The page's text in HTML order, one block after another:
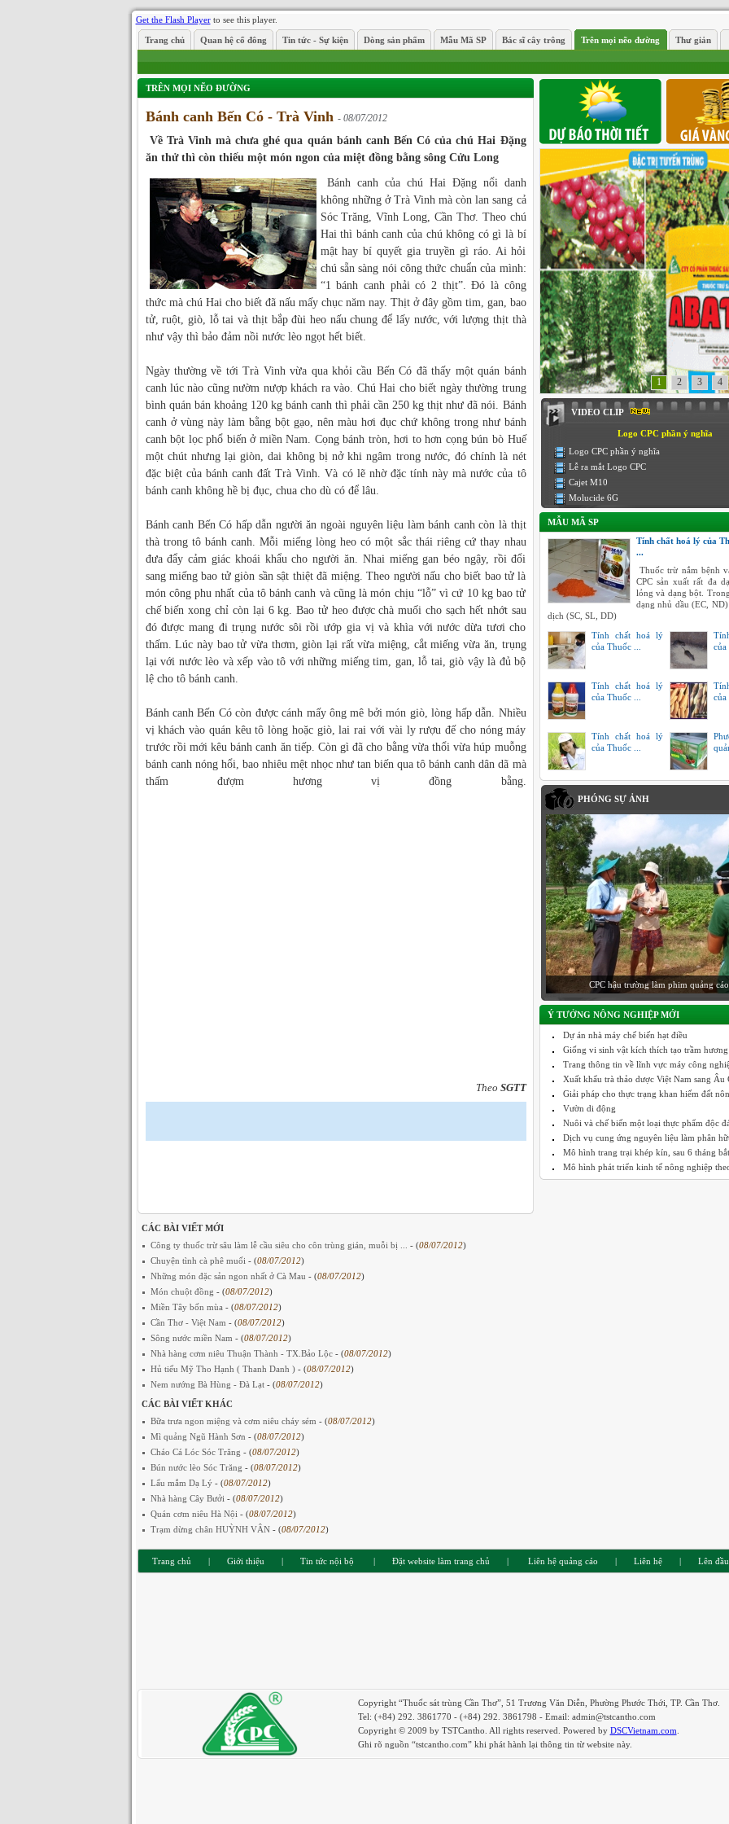
Get the Flash Playerto see this player.
Trang chủ Quan hệ cổ đông Tin tức - Sự kiện Dòng sản phẩm Mẫu Mã SP Bác sĩ cây trông Trên mọi nẽo đường Thư giản
TRÊN MỌI NẼO ĐƯỜNG
Bánh canh Bến Có - Trà Vinh - 08/07/2012
Về Trà Vinh mà chưa ghé qua quán bánh canh Bến Có của chú Hai Đặng
ăn thử thì còn thiếu một món ngon của miệt đồng bằng sông Cửu Long
Bánh canh của chú Hai Đặng nổi danh
không những ở Trà Vinh mà còn lan sang cả
Sóc Trăng, Vĩnh Long, Cần Thơ. Theo chú
Hai thì bánh canh của chú không có gì là bí
mật hay bí quyết gia truyền gì ráo. Ai hỏi
chú sẵn sàng nói công thức chuẩn của mình:
“1 bánh canh phải có 2 thịt”. Đó là công
thức mà chú Hai cho biết đã nấu mấy chục năm nay. Thịt ở đây gồm tim, gan, bao
tử, ruột, giò, lỗ tai và thịt bắp đùi heo nấu chung để lấy nước, với lượng thịt thà
như vậy thì bảo đảm nồi nước lèo ngọt hết biết.
Ngày thường về tới Trà Vinh vừa qua khỏi cầu Bến Có đã thấy một quán bánh
canh lúc nào cũng nườm nượp khách ra vào. Chú Hai cho biết ngày thường trung
bình quán bán khoảng 120 kg bánh canh thì phải cần 250 kg thịt như đã nói. Bánh
canh ở vùng này làm bằng bột gạo, nên màu hơi đục chứ không trong như bánh
canh bột lọc phổ biến ở miền Nam. Cọng bánh tròn, hơi to hơn cọng bún bò Huế
một chút nhưng lại giòn, dai không bị nở khi ngâm trong nước, đó chính là nét
đặc biệt của bánh canh đất Trà Vinh. Và có lẽ nhờ đặc tính này mà nước của tô
bánh canh không hề bị đục, chua cho dù có để lâu.
Bánh canh Bến Có hấp dẫn người ăn ngoài nguyên liệu làm bánh canh còn là thịt
thà trong tô bánh canh. Mỗi miếng lòng heo có một sắc thái riêng cứ thay nhau
đưa đẩy cảm giác khoái khẩu cho người ăn. Nhai miếng gan béo ngậy, rồi đổi
sang miếng bao tử giòn sần sật thiệt đã miệng. Theo người nấu cho biết bao tử là
món công phu nhất của tô bánh canh và cũng là món chịu “lỗ” vì cứ 10 kg bao tử
chế biến xong chỉ còn lại 6 kg. Bao tử heo được chà muối cho sạch hết nhớt sau
đó được mang đi trụng nước sôi rồi ướp gia vị và khìa với nước dừa tươi cho
thấm. Lúc này bao tử vừa thơm, giòn lại rất vừa miệng, cắt miếng vừa ăn, trụng
lại với nước lèo và xếp vào tô với những miếng tim, gan, lỗ tai, giò vậy là đủ bộ
lệ cho tô bánh canh.
Bánh canh Bến Có còn được cánh mấy ông mê bởi món giò, lòng hấp dẫn. Nhiều
vị khách vào quán kêu tô lòng hoặc giò, lai rai với vài ly rượu đế cho nóng máy
trước rồi mới kêu bánh canh ăn tiếp. Còn gì đã cho bằng vừa thổi vừa húp muỗng
bánh canh nóng hổi, bao nhiêu mệt nhọc như tan biến qua tô bánh canh dân dã mà
thấm đượm hương vị đồng bằng.
Theo SGTT
CÁC BÀI VIẾT MỚI
Công ty thuốc trừ sâu làm lễ cầu siêu cho côn trùng gián, muỗi bị ... - (08/07/2012)
Chuyện tình cà phê muối - (08/07/2012)
Những món đặc sản ngon nhất ở Cà Mau - (08/07/2012)
Món chuột đồng - (08/07/2012)
Miền Tây bốn mùa - (08/07/2012)
Cần Thơ - Việt Nam - (08/07/2012)
Sông nước miền Nam - (08/07/2012)
Nhà hàng cơm niêu Thuận Thành - TX.Bảo Lộc - (08/07/2012)
Hủ tiếu Mỹ Tho Hạnh ( Thanh Danh ) - (08/07/2012)
Nem nướng Bà Hùng - Đà Lạt - (08/07/2012)
CÁC BÀI VIẾT KHÁC
Bữa trưa ngon miệng và cơm niêu cháy sém - (08/07/2012)
Mì quảng Ngũ Hành Sơn - (08/07/2012)
Cháo Cá Lóc Sóc Trăng - (08/07/2012)
Bún nước lèo Sóc Trăng - (08/07/2012)
Lẩu mắm Dạ Lý - (08/07/2012)
Nhà hàng Cây Bưởi - (08/07/2012)
Quán cơm niêu Hà Nội - (08/07/2012)
Trạm dừng chân HUỲNH VÂN - (08/07/2012)
1 2 3 4
VIDEO CLIP
Logo CPC phần ý nghĩa
Logo CPC phần ý nghĩa
Lễ ra mắt Logo CPC
Cajet M10
Molucide 6G
MẪU MÃ SP
Tính chất hoá lý của
...
Thuốc trừ nắm bệnh
CPC sản xuất rất đa
lỏng và dạng bột.
dạng nhủ dầu (EC,
dịch (SC, SL, DD)
Tính chất hoá lý
của Thuốc ...
của
Tính chất hoá lý
của Thuốc ...
của
Tính chất hoá lý
của Thuốc ...
PHÓNG SỰ ẢNH
CPC hậu trường làm phim quảng cáo
Ý TƯỞNG NÔNG NGHIỆP MỚI
Dự án nhà máy chế biến hạt điều
Giống vi sinh vật kích thích tạo trầm hương
Trang thông tin về lĩnh vực máy công
Xuất khẩu trà thảo dược Việt Nam sang Âu
Giải pháp cho thực trạng khan hiếm đất
Vườn di động
Nuôi và chế biến một loại thực phẩm độc
Dịch vụ cung ứng nguyên liệu làm phân
Mô hình trang trại khép kín, sau 6 tháng bắt
Mô hình phát triển kinh tế nông nghiệp
Trang chủ | Giới thiệu | Tin tức nội bộ | Đặt website làm trang chủ | Liên hệ quảng cáo | Liên hệ | Lên
Copyright “Thuốc sát trùng Cần Thơ”, 51 Trương Văn Diễn, Phường Phước Thới, TP. Cần Thơ.
Tel: (+84) 292. 3861770 - (+84) 292. 3861798 - Email: admin@tstcantho.com
Copyright © 2009 by TSTCantho. All rights reserved. Powered by DSCVietnam.com
Ghi rõ nguồn “tstcantho.com” khi phát hành lại thông tin từ website này.